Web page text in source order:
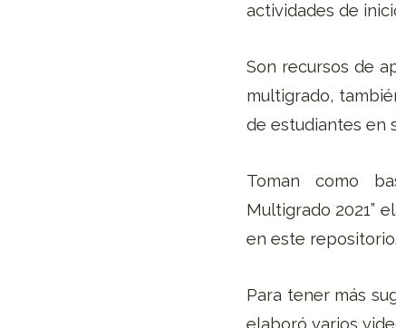
actividades de
Son recursos de
multigrado,
de estudiantes en
Toman como
Multigrado 2021”
en este repositorio.
Para tener más
elaboró varios